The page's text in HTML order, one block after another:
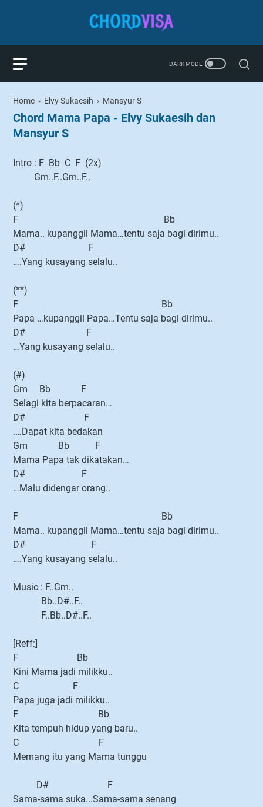
Home › Elvy Sukaesih › Mansyur S
Chord Mama Papa - Elvy Sukaesih dan
Mansyur S
Intro : F Bb C F (2x)
Gm..F..Gm..F..
(*)
F Bb
Mama.. kupanggil Mama…tentu saja bagi dirimu..
D# F
….Yang kusayang selalu..
(**)
F Bb
Papa …kupanggil Papa…Tentu saja bagi dirimu..
D# F
…Yang kusayang selalu..
(#)
Gm Bb F
Selagi kita berpacaran…
D# F
.…Dapat kita bedakan
Gm Bb F
Mama Papa tak dikatakan…
D# F
…Malu didengar orang..
F Bb
Mama.. kupanggil Mama…tentu saja bagi dirimu..
D# F
….Yang kusayang selalu..
Music : F..Gm..
Bb..D#..F..
F..Bb..D#..F..
[Reff:]
F Bb
Kini Mama jadi milikku..
C F
Papa juga jadi milikku..
F Bb
Kita tempuh hidup yang baru..
C F
Memang itu yang Mama tunggu
D# F
Sama-sama suka...Sama-sama senang